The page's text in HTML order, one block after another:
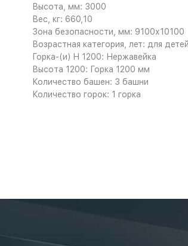
Высота, мм: 3000
Вес, кг: 660,10
Зона безопасности, мм: 9100х10100
Возрастная категория, лет: для
Горка-(и) H 1200: Нержавейка
Высота 1200: Горка 1200 мм
Количество башен: 3 башни
Количество горок: 1 горка